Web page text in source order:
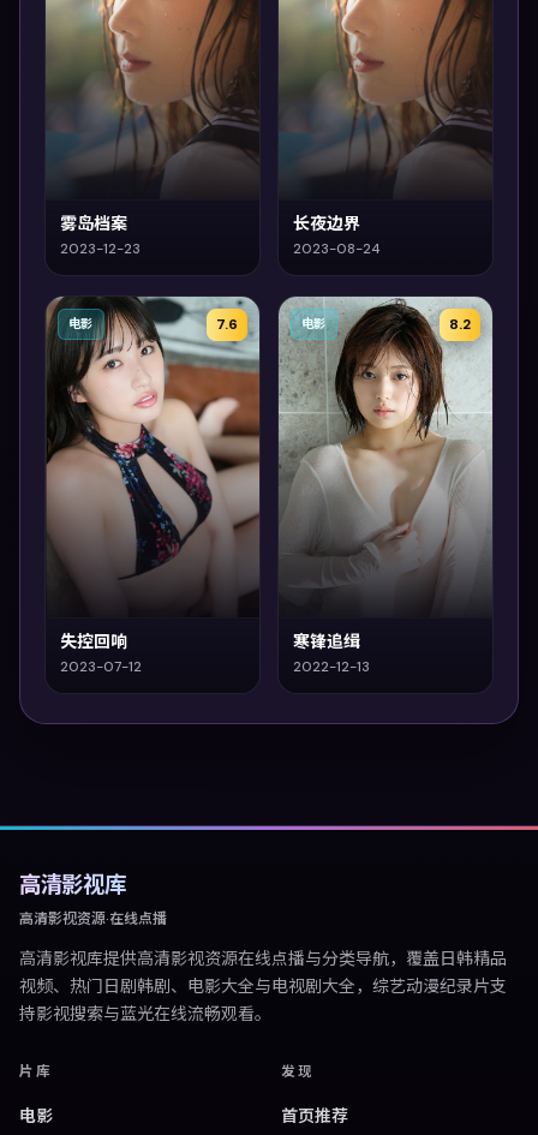
雾岛档案
2023-12-23
长夜边界
2023-08-24
7.6
电影
失控回响
2023-07-12
8.2
电影
寒锋追缉
2022-12-13
高清影视库
高清影视资源·在线点播
高清影视库提供高清影视资源在线点播与分类导航，覆盖日韩精品
视频、热门日剧韩剧、电影大全与电视剧大全，综艺动漫纪录片支
持影视搜索与蓝光在线流畅观看。
片库
电影
发现
首页推荐